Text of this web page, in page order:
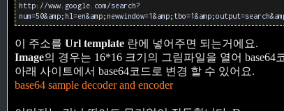
http://www.google.com/search?
이 주소를 Url template 란에 넣어주면 되는거에요.
Image의 경우는 16*16 크기의 그림파일을 열어 base64
아래 사이트에서 base64코드로 변경 할 수 있어요.
base64 sample decoder and encoder